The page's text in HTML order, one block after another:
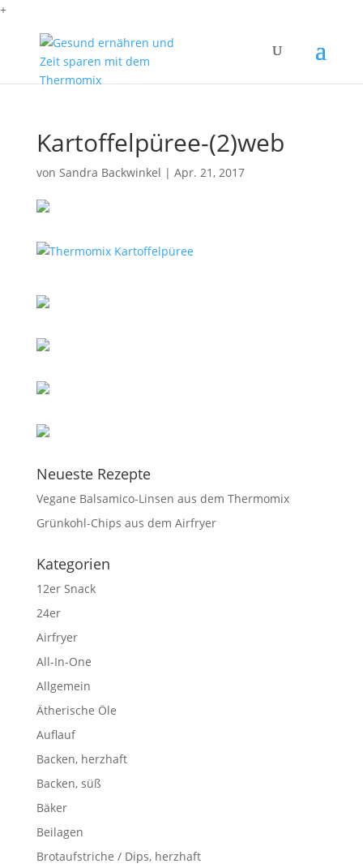
+
Kartoffelpüree-(2)web
von Sandra Backwinkel | Apr. 21, 2017
Neueste Rezepte
Vegane Balsamico-Linsen aus dem Thermomix
Grünkohl-Chips aus dem Airfryer
Kategorien
12er Snack
24er
Airfryer
All-In-One
Allgemein
Ätherische Öle
Auflauf
Backen, herzhaft
Backen, süß
Bäker
Beilagen
Brotaufstriche / Dips, herzhaft